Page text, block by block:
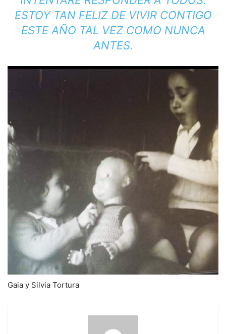
ESTOY TAN FELIZ DE VIVIR CONTIGO
ESTE AÑO TAL VEZ COMO NUNCA
ANTES.
Gaia y Silvia Tortura